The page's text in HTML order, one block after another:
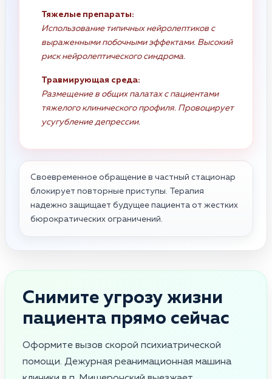
Тяжелые препараты:
Использование типичных нейролептиков с
выраженными побочными эффектами. Высокий
риск нейролептического синдрома.
Травмирующая среда:
Размещение в общих палатах с пациентами
тяжелого клинического профиля. Провоцирует
усугубление депрессии.
Своевременное обращение в частный стационар
блокирует повторные приступы. Терапия
надежно защищает будущее пациента от жестких
бюрократических ограничений.
Снимите угрозу жизни
пациента прямо сейчас
Оформите вызов скорой психиатрической
помощи. Дежурная реанимационная машина